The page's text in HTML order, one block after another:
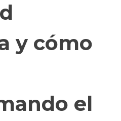
y cómo
el